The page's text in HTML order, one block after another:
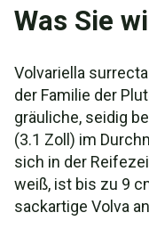
Was Sie
Volvariella
der Familie der
gräuliche, seidig
(3.1 Zoll) im
sich in der
weiß, ist bis zu 9
sackartige Volva